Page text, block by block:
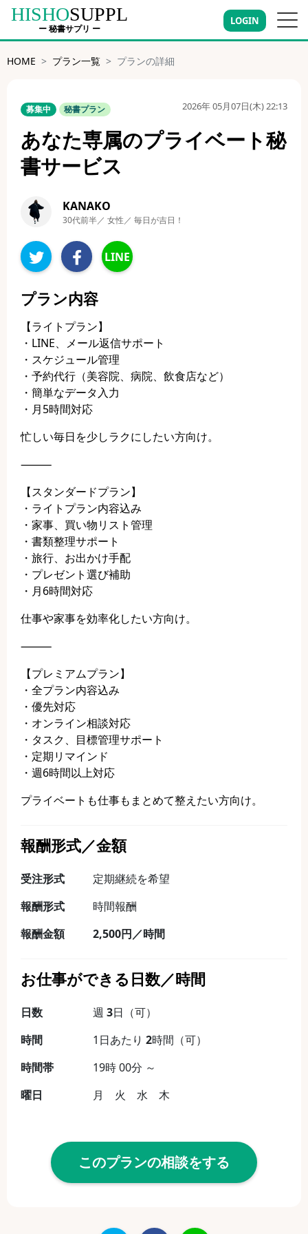
HISHOSUPPL
ー 秘書サプリ ー
LOGIN
HOME プラン一覧 プランの詳細
募集中 秘書プラン 2026年 05月07日(木) 22:13
あなた専属のプライベート秘
書サービス
KANAKO
30代前半／ 女性／ 毎日が吉日！
LINE
プラン内容
【ライトプラン】
・LINE、メール返信サポート
・スケジュール管理
・予約代行（美容院、病院、飲食店など）
・簡単なデータ入力
・月5時間対応
忙しい毎日を少しラクにしたい方向け。
⸻
【スタンダードプラン】
・ライトプラン内容込み
・家事、買い物リスト管理
・書類整理サポート
・旅行、お出かけ手配
・プレゼント選び補助
・月6時間対応
仕事や家事を効率化したい方向け。
⸻
【プレミアムプラン】
・全プラン内容込み
・優先対応
・オンライン相談対応
・タスク、目標管理サポート
・定期リマインド
・週6時間以上対応
プライベートも仕事もまとめて整えたい方向け。
報酬形式／金額
受注形式
定期継続を希望
報酬形式
時間報酬
報酬金額
2,500円／時間
お仕事ができる日数／時間
日数 週 3日（可）
時間
1日あたり 2時間（可）
時間帯
19時 00分 ～
曜日
月 火 水 木
このプランの相談をする